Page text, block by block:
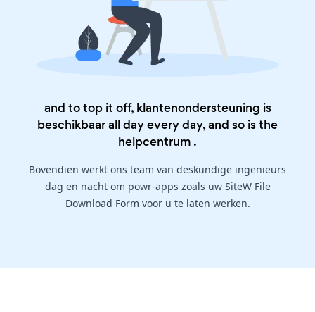
and to top it off, klantenondersteuning is
beschikbaar all day every day, and so is the
helpcentrum .
Bovendien werkt ons team van deskundige ingenieurs
dag en nacht om powr-apps zoals uw SiteW File
Download Form voor u te laten werken.